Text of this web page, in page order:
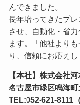
んできました。
長年培ってきたプ
させ、自動化・省
ます。「他社より
り、信頼にお応えし
【本社】株式会社
名古屋市緑区鳴海
TEL:052-621-8111（